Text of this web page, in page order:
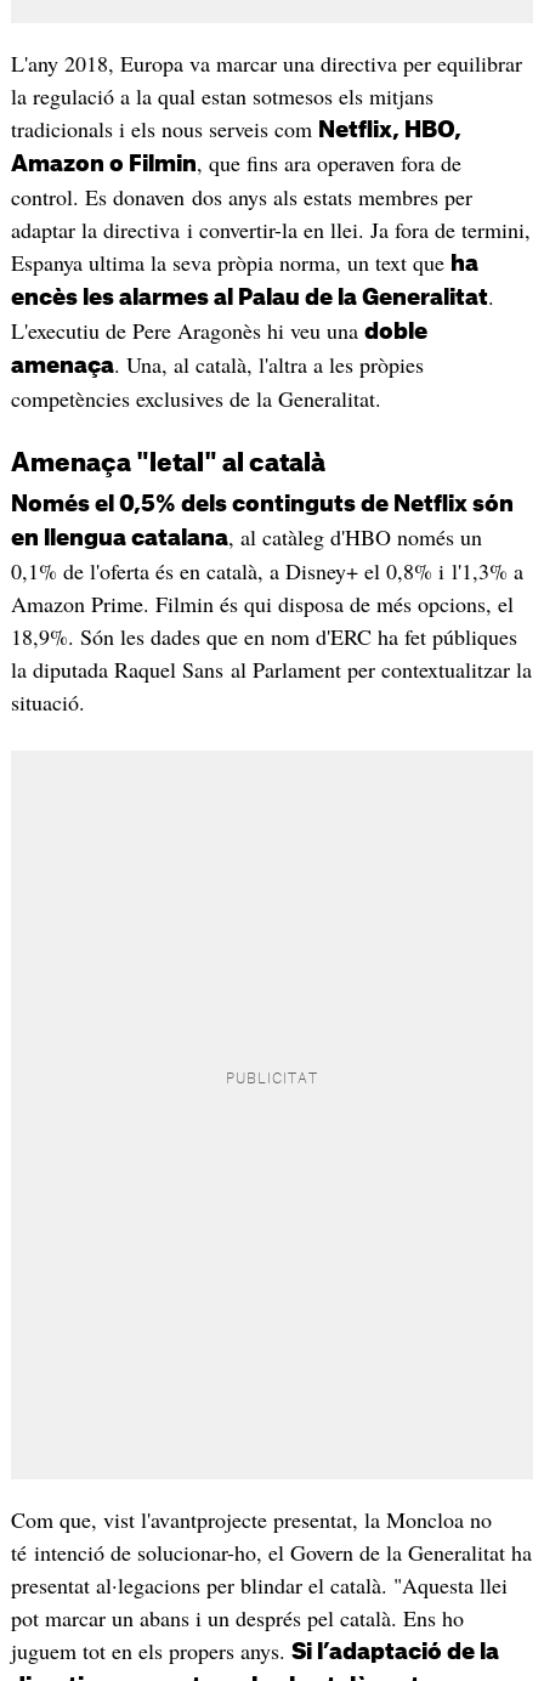
L'any 2018, Europa va marcar una directiva per equilibrar
la regulació a la qual estan sotmesos els mitjans
tradicionals i els nous serveis com Netflix, HBO,
Amazon o Filmin, que fins ara operaven fora de
control. Es donaven dos anys als estats membres per
adaptar la directiva i convertir-la en llei. Ja fora de termini,
Espanya ultima la seva pròpia norma, un text que ha
encès les alarmes al Palau de la Generalitat.
L'executiu de Pere Aragonès hi veu una doble
amenaça. Una, al català, l'altra a les pròpies
competències exclusives de la Generalitat.
Amenaça "letal" al català
Només el 0,5% dels continguts de Netflix són
en llengua catalana, al catàleg d'HBO només un
0,1% de l'oferta és en català, a Disney+ el 0,8% i l'1,3% a
Amazon Prime. Filmin és qui disposa de més opcions, el
18,9%. Són les dades que en nom d'ERC ha fet públiques
la diputada Raquel Sans al Parlament per contextualitzar la
situació.
Com que, vist l'avantprojecte presentat, la Moncloa no
té intenció de solucionar-ho, el Govern de la Generalitat ha
presentat al·legacions per blindar el català. "Aquesta llei
pot marcar un abans i un després pel català. Ens ho
juguem tot en els propers anys. Si l’adaptació de la